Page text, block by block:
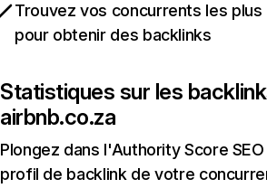
Trouvez vos concurrents les
pour obtenir des backlinks
Statistiques sur les
airbnb.co.za
Plongez dans l'Authority Score
profil de backlink de votre